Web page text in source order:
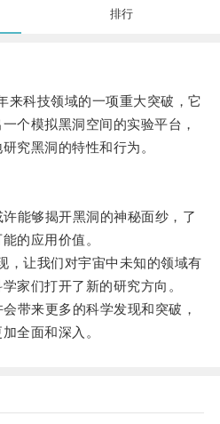
排行
科技领域的一项重大突破，它
个模拟黑洞空间的实验平台，
究黑洞的特性和行为。
够揭开黑洞的神秘面纱，了
的应用价值。
让我们对宇宙中未知的领域有
家们打开了新的研究方向。
来更多的科学发现和突破，
全面和深入。